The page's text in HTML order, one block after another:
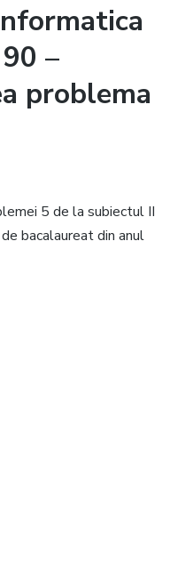
–
problema
5 de la subiectul II
bacalaureat din anul